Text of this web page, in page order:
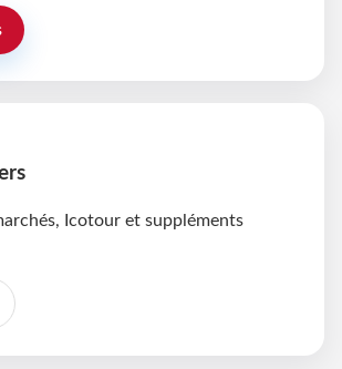
Icotour et suppléments